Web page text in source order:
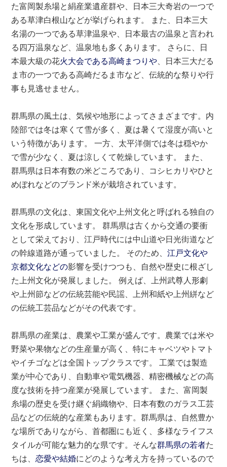
た富岡製糸場と絹産業遺産群や、日本三大奇岩の一つで
ある草津白根山などが挙げられます。 また、日本三大
名湯の一つである草津温泉や、日本最古の温泉と言われ
る四万温泉など、温泉地も多くあります。 さらに、日
本最大級の花火大会である高崎まつりや 、日本三大だる
ま市の一つである高崎だるま市など、伝統的な祭りや行
事も見逃せません。
群馬県の風土は、気候や地形によってさまざまです。内
陸部では冬は寒くて雪が多く、夏は暑くて湿度が高いと
いう特徴があります。 一方、太平洋側では冬は穏やか
で雪が少なく、夏は涼しくて乾燥しています。 また、
群馬県は日本有数の米どころであり、コシヒカリやひと
めぼれなどのブランド米が栽培されています。
群馬県の文化は、東国文化や上州文化と呼ばれる独自の
文化を形成しています。 群馬県は古くから交通の要衝
として栄えており、江戸時代には中山道や日光街道など
の幹線道路が通っていました。 そのため、江戸文化や
京都文化などの影響を受けつつも、自然や歴史に根ざし
た上州文化が発展しました。 例えば、上州武尊人形劇
や上州節などの伝統芸能や民謡、上州和紙や上州絣など
の伝統工芸品などがその代表です。
群馬県の産業は、農業や工業が盛んです。農業では米や
野菜や果物などの生産量が高く、特にキャベツやトマト
やイチゴなどは全国トップクラスです。 工業では製造
業が中心であり、自動車や電気機器、精密機械などの高
度な技術を持つ産業が発展しています。 また、富岡製
糸場の歴史を受け継ぐ絹織物や、日本有数のガラス工芸
品などの伝統的な産業もあります。群馬県は、自然豊か
な場所でありながら、首都圏にも近く、多様なライフス
タイルが可能な魅力的な県です。そんな群馬県の若者た
ちは、恋愛や結婚にどのような考え方を持っているので